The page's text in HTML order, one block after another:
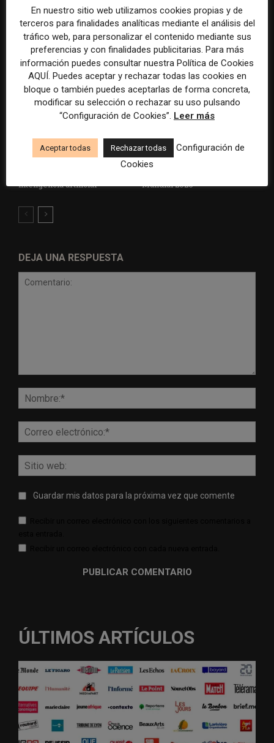
cooperativa pierde 38.542
euros
Brasil, España y El Salvador
sobre el poder, la memoria y
la violencia
Radio Televisión Madrid
establece un sistema de
inteligencia artificial
ADEPA crea un premio
especial para la mejor
Mundial 2026
DEJA UNA RESPUESTA
web:
Guardar mis datos para la próxima vez que comente
ÚLTIMOS ARTÍCULOS
En nuestro sitio web utilizamos cookies propias y de
terceros para finalidades analíticas mediante el análisis del
tráfico web, para personalizar el contenido mediante sus
preferencias y con finalidades publicitarias. Para más
información puedes consultar nuestra Política de Cookies
AQUÍ. Puedes aceptar y rechazar todas las cookies en
bloque o también puedes aceptarlas de forma concreta,
modificar su selección o rechazar su uso pulsando
“Configuración de Cookies”. Leer más
Aceptar todas Rechazar todas
Configuración de
Cookies